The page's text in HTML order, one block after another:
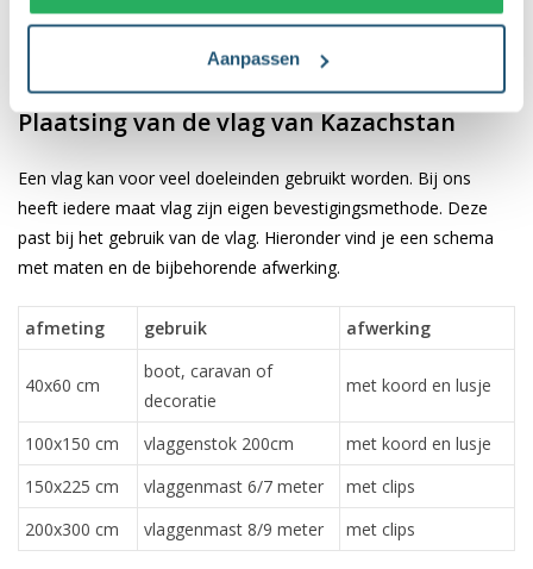
Aanpassen
✓ altijd de laagste prijs garantie
✓ scherpe bedrukking en heldere kleuren
Plaatsing van de vlag van Kazachstan
Een vlag kan voor veel doeleinden gebruikt worden. Bij ons
heeft iedere maat vlag zijn eigen bevestigingsmethode. Deze
past bij het gebruik van de vlag. Hieronder vind je een schema
met maten en de bijbehorende afwerking.
afmeting gebruik afwerking
40x60 cm
boot, caravan of
decoratie
met koord en lusje
100x150 cm vlaggenstok 200cm
met koord en lusje
150x225 cm
vlaggenmast 6/7 meter
met clips
200x300 cm
vlaggenmast 8/9 meter met clips